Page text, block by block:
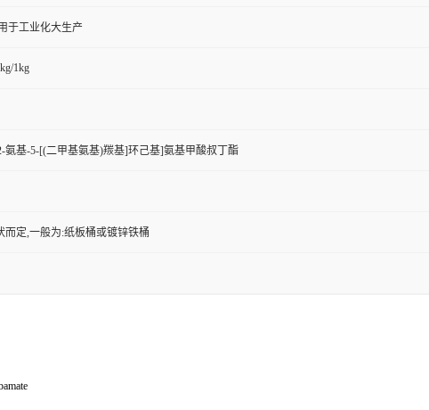
于工业化大生产
1kg
氨基-5-[(二甲基氨基)羰基]环己基]氨基甲酸叔丁酯
而定,一般为:纸板桶或镀锌铁桶